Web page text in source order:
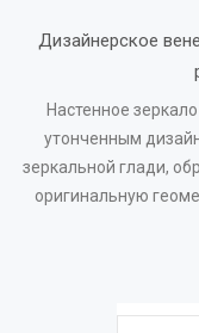
Дизайнерское
Настенное
утонченным
зеркальной глади,
оригинальную